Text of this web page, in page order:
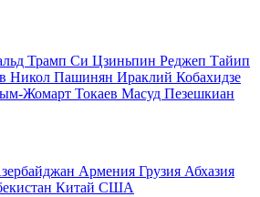
Трамп Си Цзиньпин Реджеп Тайип
Никол Пашинян Ираклий Кобахидзе
Жомарт Токаев Масуд Пезешкиан
Армения Грузия Абхазия
Китай США